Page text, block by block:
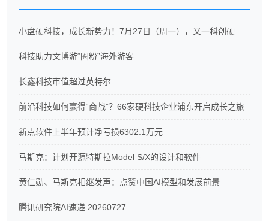
科技助力文博游“圈粉”海外游客
长鑫科技市值超过英特尔
前沿科技如何赢得“商战”？66家硬科技企业浦东开启成长之旅
新点软件上半年预计净亏损6302.1万元
马斯克：计划开源特斯拉Model S/X的设计和软件
黄仁勋、马斯克相继发声：点赞中国AI模型和发展前景
腾讯研究院AI速递 20260727